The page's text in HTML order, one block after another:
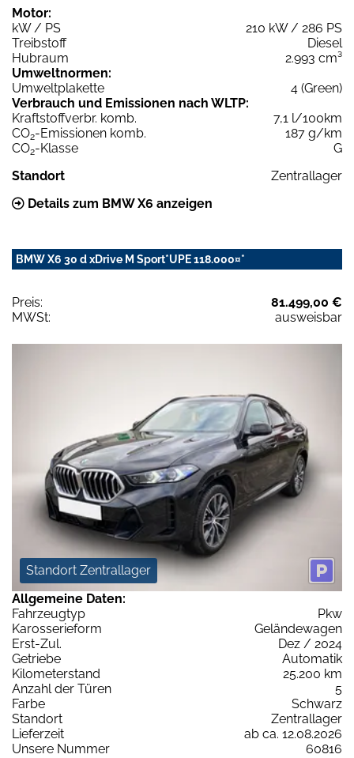
Motor:
kW / PS
210 kW / 286 PS
Treibstoff
Diesel
Hubraum
2.993 cm³
Umweltnormen:
Umweltplakette
4 (Green)
Verbrauch und Emissionen nach WLTP:
Kraftstoffverbr. komb.
7,1 l/100km
CO2-Emissionen komb.
187 g/km
CO2-Klasse
G
Standort
Zentrallager
Details zum BMW X6 anzeigen
BMW X6 30 d xDrive M Sport*UPE 118.000¤*
Preis:
81.499,00 €
MWSt:
ausweisbar
Standort Zentrallager
Allgemeine Daten:
Fahrzeugtyp
Pkw
Karosserieform
Geländewagen
Erst-Zul.
Dez / 2024
Getriebe
Automatik
Kilometerstand
25.200 km
Anzahl der Türen
5
Farbe
Schwarz
Standort
Zentrallager
Lieferzeit
ab ca. 12.08.2026
Unsere Nummer
60816